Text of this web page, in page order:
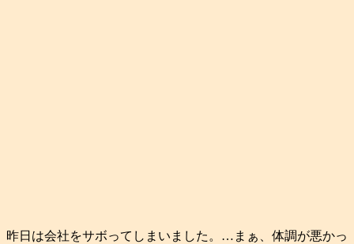
昨日は会社をサボってしまいました。…まぁ、体調が悪かっ